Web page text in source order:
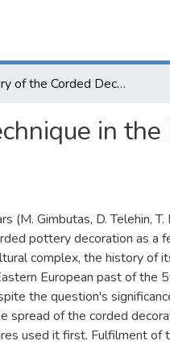
History of the Corded Decoration Technique in the Right Bank Ukraine During the Eneolithic
in
(M. Gimbutas, D. Telehin,
pottery decoration as a
complex, the history of
European past of the
the question's
spread of the corded
used it first. Fulfilment of